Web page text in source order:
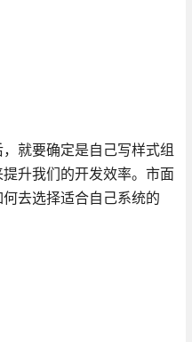
就要确定是自己写样式组
升我们的开发效率。市面
去选择适合自己系统的